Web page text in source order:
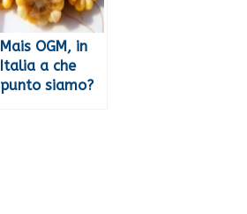
Mais OGM, in
Italia a che
punto siamo?